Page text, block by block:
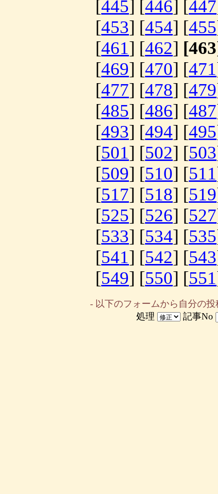
[445] [446] [447
[453] [454] [455
[461] [462]
[469] [470] [471
[477] [478] [479
[485] [486] [487
[493] [494] [495
[501] [502] [503
[509] [510] [511
[517] [518] [519
[525] [526] [527
[533] [534] [535
[541] [542] [543
[549] [550] [551
- 以下のフォームから自分の
処理
記事No